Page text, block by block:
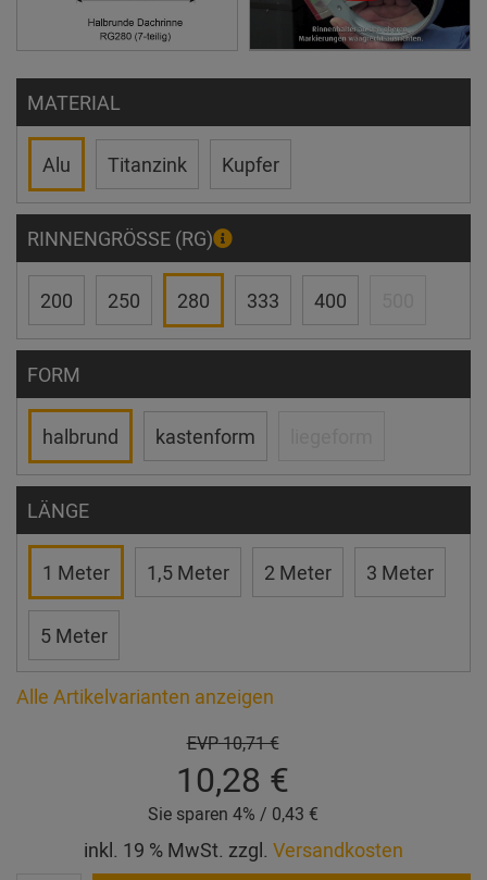
MATERIAL
Alu Titanzink Kupfer
RINNENGRÖSSE (RG)
200 250 280 333 400
FORM
halbrund kastenform
LÄNGE
1 Meter 1,5 Meter 2 Meter 3 Meter
5 Meter
Alle Artikelvarianten anzeigen
EVP10,71 €
10,28 €
Sie sparen 4% / 0,43 €
inkl. 19 % MwSt. zzgl. Versandkosten